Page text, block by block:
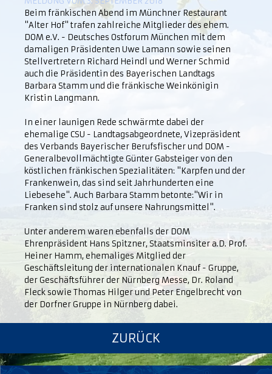
Beim fränkischen Abend im Münchner Restaurant
"Alter Hof" trafen zahlreiche Mitglieder des ehem.
DOM e.V. - Deutsches Ostforum München mit dem
damaligen Präsidenten Uwe Lamann sowie seinen
Stellvertretern Richard Heindl und Werner Schmid
auch die Präsidentin des Bayerischen Landtags
Barbara Stamm und die fränkische Weinkönigin
Kristin Langmann.
In einer launigen Rede schwärmte dabei der
ehemalige CSU - Landtagsabgeordnete, Vizepräsident
des Verbands Bayerischer Berufsfischer und DOM -
Generalbevollmächtigte Günter Gabsteiger von den
köstlichen fränkischen Spezialitäten: "Karpfen und der
Frankenwein, das sind seit Jahrhunderten eine
Liebesehe". Auch Barbara Stamm betonte:"Wir in
Franken sind stolz auf unsere Nahrungsmittel".
Unter anderem waren ebenfalls der DOM
Ehrenpräsident Hans Spitzner, Staatsminsiter a.D. Prof.
Heiner Hamm, ehemaliges Mitglied der
Geschäftsleitung der internationalen Knauf - Gruppe,
der Geschäftsführer der Nürnberg Messe, Dr. Roland
Fleck sowie Thomas Hilger und Peter Engelbrecht von
der Dorfner Gruppe in Nürnberg dabei.
ZURÜCK